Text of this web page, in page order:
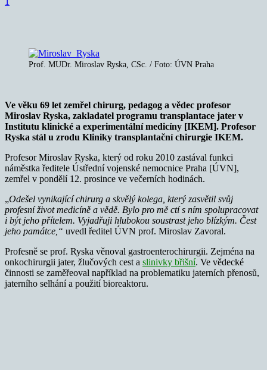
Prof. MUDr. Miroslav Ryska, CSc. / Foto: ÚVN Praha
Ve věku 69 let zemřel chirurg, pedagog a vědec profesor
Miroslav Ryska, zakladatel programu transplantace jater v
Institutu klinické a experimentální medicíny [IKEM]. Profesor
Ryska stál u zrodu Kliniky transplantační chirurgie IKEM.
Profesor Miroslav Ryska, který od roku 2010 zastával funkci
náměstka ředitele Ústřední vojenské nemocnice Praha [ÚVN],
zemřel v pondělí 12. prosince ve večerních hodinách.
„Odešel vynikající chirurg a skvělý kolega, který zasvětil svůj
profesní život medicíně a vědě. Bylo pro mě ctí s ním spolupracovat
i být jeho přítelem. Vyjadřuji hlubokou soustrast jeho blízkým. Čest
jeho památce,“ uvedl ředitel ÚVN prof. Miroslav Zavoral.
Profesně se prof. Ryska věnoval gastroenterochirurgii. Zejména na
onkochirurgii jater, žlučových cest a slinivky břišní. Ve vědecké
činnosti se zaměřeoval například na problematiku jaterních přenosů,
jaterního selhání a použití bioreaktoru.